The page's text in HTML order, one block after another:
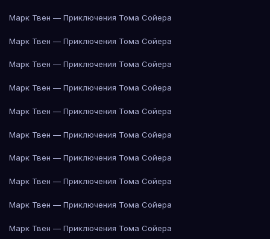
Марк Твен — Приключения Тома Сойера
Марк Твен — Приключения Тома Сойера
Марк Твен — Приключения Тома Сойера
Марк Твен — Приключения Тома Сойера
Марк Твен — Приключения Тома Сойера
Марк Твен — Приключения Тома Сойера
Марк Твен — Приключения Тома Сойера
Марк Твен — Приключения Тома Сойера
Марк Твен — Приключения Тома Сойера
Марк Твен — Приключения Тома Сойера